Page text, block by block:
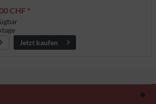
CHF *
Jetzt kaufen